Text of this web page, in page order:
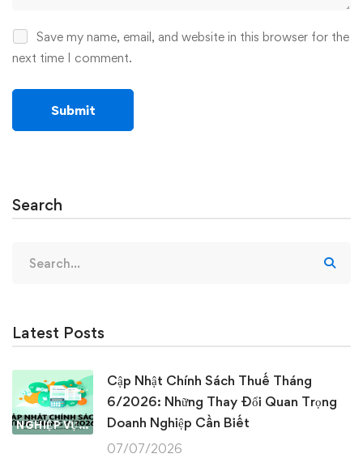
Save my name, email, and website in this browser for the
next time I comment.
Search
for:
Latest Posts
NGHIỆP VỤ KẾ TOÁN & THUẾ
Cập Nhật Chính Sách Thuế Tháng
6/2026: Những Thay Đổi Quan Trọng
Doanh Nghiệp Cần Biết
07/07/2026